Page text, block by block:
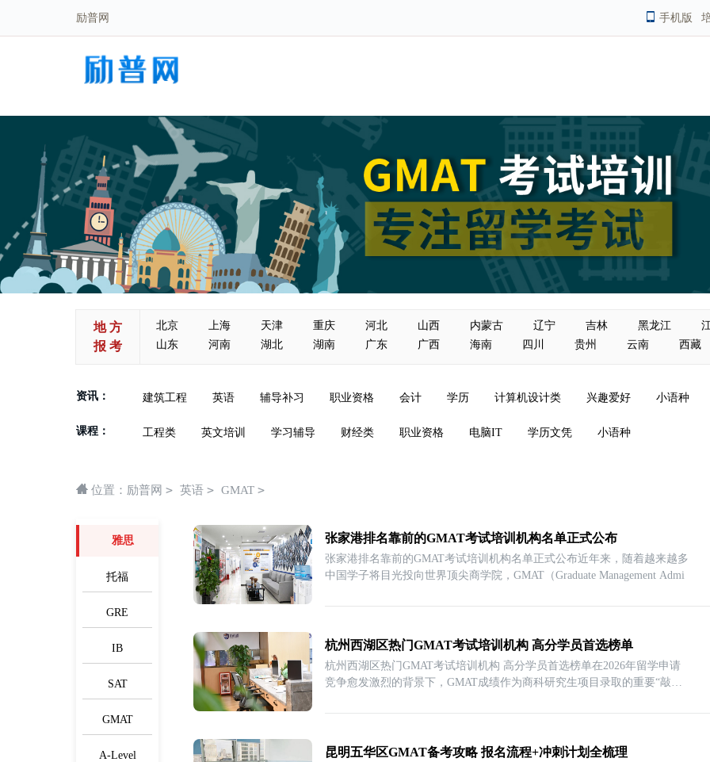
手机版
励普网
地 方
报 考
北京 上海 天津 重庆 河北 山西 内蒙古 辽宁 吉林 黑龙江
山东
河南 湖北 湖南 广东 广西 海南 四川 贵州 云南 西藏
资讯： 建筑工程 英语 辅导补习 职业资格 会计 学历 计算机设计类 兴趣爱好 小语种
课程： 工程类 英文培训 学习辅导 财经类 职业资格 电脑IT 学历文凭 小语种
位置： 励普网 > 英语 > GMAT >
雅思
托福
GRE
IB
SAT
GMAT
A-Level
张家港排名靠前的GMAT考试培训机构名单正式公布
张家港排名靠前的GMAT考试培训机构名单正式公布近年来，随着越来越多
中国学子将目光投向世界顶尖商学院，GMAT（Graduate Management Admi
杭州西湖区热门GMAT考试培训机构 高分学员首选榜单
杭州西湖区热门GMAT考试培训机构 高分学员首选榜单在2026年留学申请
竞争愈发激烈的背景下，GMAT成绩作为商科研究生项目录取的重要“敲门
昆明五华区GMAT备考攻略 报名流程+冲刺计划全梳理